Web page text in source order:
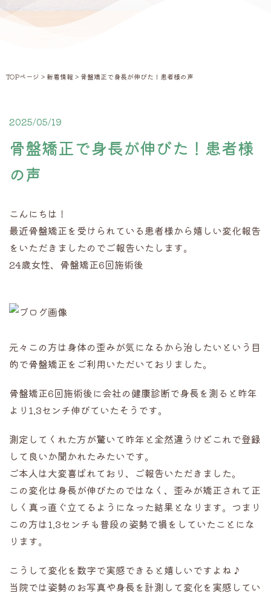
TOPページ > 新着情報 > 骨盤矯正で身長が伸びた！患者様の声
2025/05/19
骨盤矯正で身長が伸びた！患者様
の声
こんにちは！
最近骨盤矯正を受けられている患者様から嬉しい変化報告
をいただきましたのでご報告いたします。
24歳女性、骨盤矯正6回施術後
元々この方は身体の歪みが気になるから治したいという目
的で骨盤矯正をご利用いただいておりました。
骨盤矯正6回施術後に会社の健康診断で身長を測ると昨年
より1.3センチ伸びていたそうです。
測定してくれた方が驚いて昨年と全然違うけどこれで登録
して良いか聞かれたみたいです。
ご本人は大変喜ばれており、ご報告いただきました。
この変化は身長が伸びたのではなく、歪みが矯正されて正
しく真っ直ぐ立てるようになった結果となります。つまり
この方は1.3センチも普段の姿勢で損をしていたことにな
ります。
こうして変化を数字で実感できると嬉しいですよね♪
当院では姿勢のお写真や身長を計測して変化を実感してい